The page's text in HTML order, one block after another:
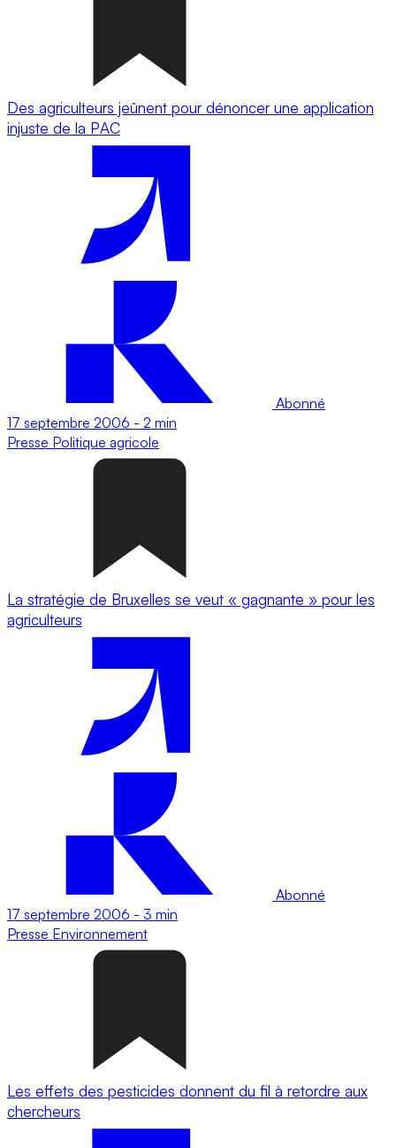
Des agriculteurs jeûnent pour dénoncer une application
injuste de la PAC
Abonné
17 septembre 2006 - 2 min
Presse Politique agricole
La stratégie de Bruxelles se veut « gagnante » pour les
agriculteurs
Abonné
17 septembre 2006 - 3 min
Presse Environnement
Les effets des pesticides donnent du fil à retordre aux
chercheurs